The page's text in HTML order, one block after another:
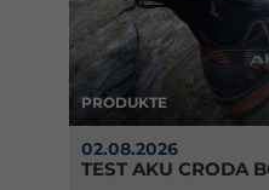
PRODUKTE
02.08.2026
TEST AKU CRODA